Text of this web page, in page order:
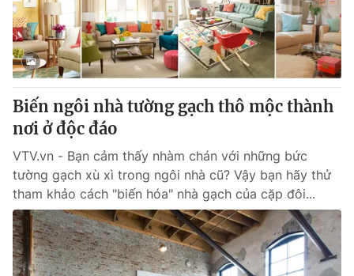
® Cấm sao chép dưới mọi hình thức nếu không có sự chấp
thuận bằng văn bản. Ghi rõ nguồn VTV.vn khi phát hành lại
thông tin từ website này.
Biến ngôi nhà tường gạch thô mộc thành
nơi ở độc đáo
VTV.vn - Bạn cảm thấy nhàm chán với những bức
tường gạch xù xì trong ngôi nhà cũ? Vậy bạn hãy thử
tham khảo cách "biến hóa" nhà gạch của cặp đôi...